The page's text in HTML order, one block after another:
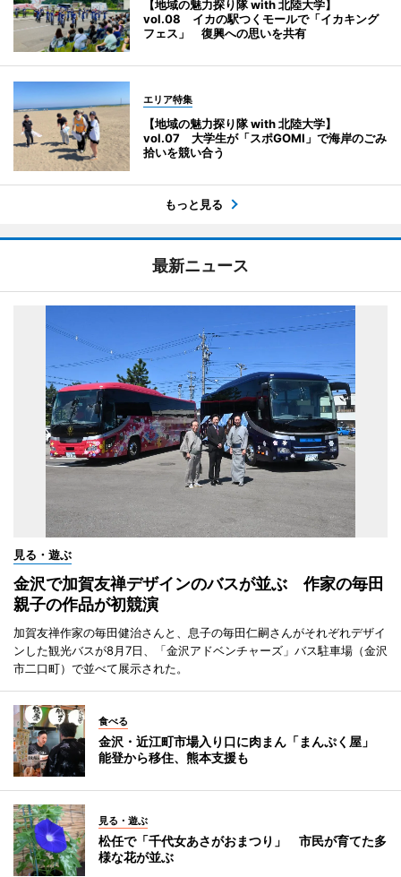
【地域の魅力探り隊 with 北陸大学】
vol.08 イカの駅つくモールで「イカキング
フェス」 復興への思いを共有
エリア特集
【地域の魅力探り隊 with 北陸大学】
vol.07 大学生が「スポGOMI」で海岸のごみ
拾いを競い合う
もっと見る
最新ニュース
見る・遊ぶ
金沢で加賀友禅デザインのバスが並ぶ 作家の毎田
親子の作品が初競演
加賀友禅作家の毎田健治さんと、息子の毎田仁嗣さんがそれぞれデザイ
ンした観光バスが8月7日、「金沢アドベンチャーズ」バス駐車場（金沢
市二口町）で並べて展示された。
食べる
金沢・近江町市場入り口に肉まん「まんぷく屋」
能登から移住、熊本支援も
見る・遊ぶ
松任で「千代女あさがおまつり」 市民が育てた多
様な花が並ぶ